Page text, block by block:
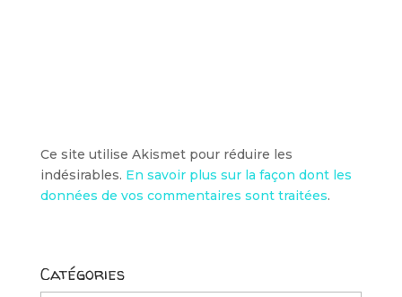
Ce site utilise Akismet pour réduire les
indésirables. En savoir plus sur la façon dont les
données de vos commentaires sont traitées.
Catégories